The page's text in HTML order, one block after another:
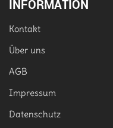
INFORMATION
Kontakt
Über uns
AGB
Impressum
Datenschutz